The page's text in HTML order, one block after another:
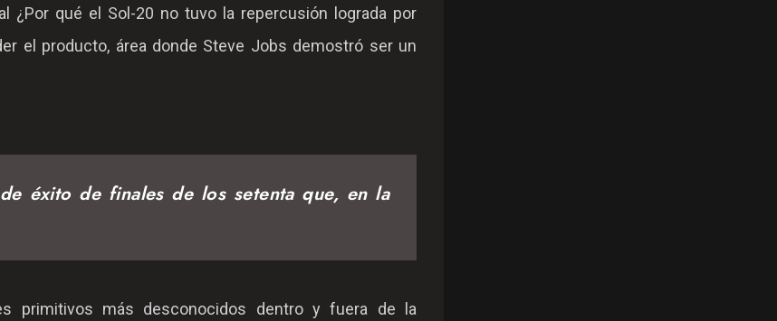
¿Por qué el Sol-20 no tuvo la repercusión lograda por
el producto, área donde Steve Jobs demostró ser un
éxito de finales de los setenta que, en la
primitivos más desconocidos dentro y fuera de la